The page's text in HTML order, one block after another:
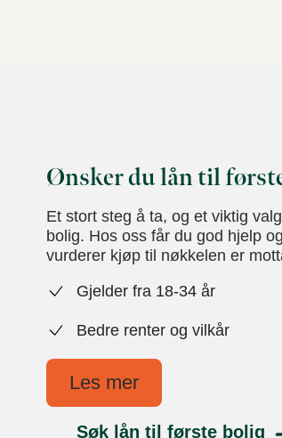
Ønsker du lån til
Et stort steg å ta, og et viktig
bolig. Hos oss får du god hjelp
vurderer kjøp til nøkkelen er
Gjelder fra 18-34 år
Bedre renter og vilkår
Les mer
Søk lån til første bolig